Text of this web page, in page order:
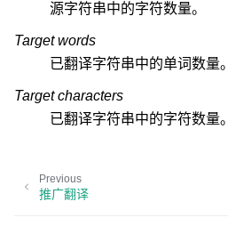
源字符串中的字符数量。
Target words
已翻译字符串中的单词数量。
Target characters
已翻译字符串中的字符数量。
Previous
推广翻译